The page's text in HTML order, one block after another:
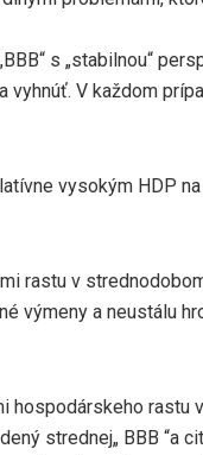
s „stabilnou“
vyhnúť. V každom
vysokým HDP
rastu v
výmeny a neustálu
hospodárskeho rastu
strednej„ BBB “a